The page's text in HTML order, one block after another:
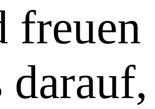
freuen
darauf,